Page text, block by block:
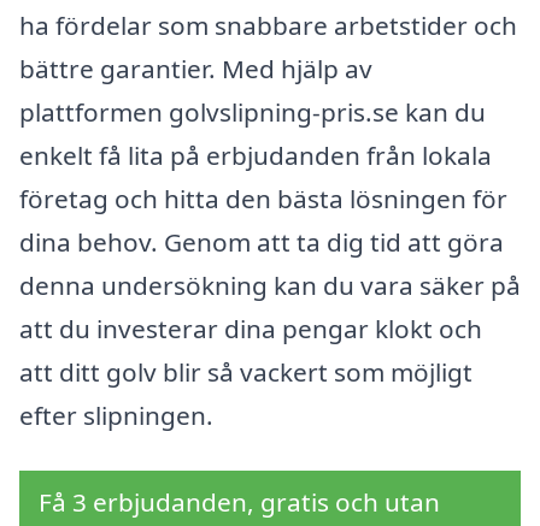
ha fördelar som snabbare arbetstider och
bättre garantier. Med hjälp av
plattformen golvslipning-pris.se kan du
enkelt få lita på erbjudanden från lokala
företag och hitta den bästa lösningen för
dina behov. Genom att ta dig tid att göra
denna undersökning kan du vara säker på
att du investerar dina pengar klokt och
att ditt golv blir så vackert som möjligt
efter slipningen.
Få 3 erbjudanden, gratis och utan